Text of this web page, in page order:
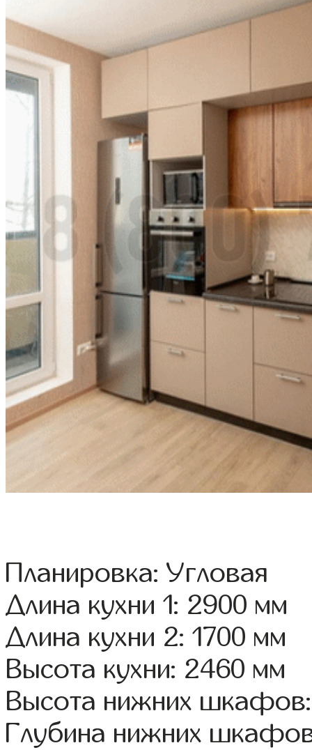
Планировка: Угловая
Длина кухни 1: 2900 мм
Длина кухни 2: 1700 мм
Высота кухни: 2460 мм
Высота нижних
Глубина нижних